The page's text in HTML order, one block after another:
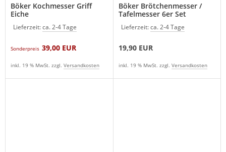
Böker Kochmesser Griff
Eiche
Lieferzeit:ca. 2-4 Tage
Sonderpreis 39,00 EUR
inkl. 19 % MwSt. zzgl. Versandkosten
Böker Brötchenmesser /
Tafelmesser 6er Set
Lieferzeit:ca. 2-4 Tage
19,90 EUR
inkl. 19 % MwSt. zzgl. Versandkosten